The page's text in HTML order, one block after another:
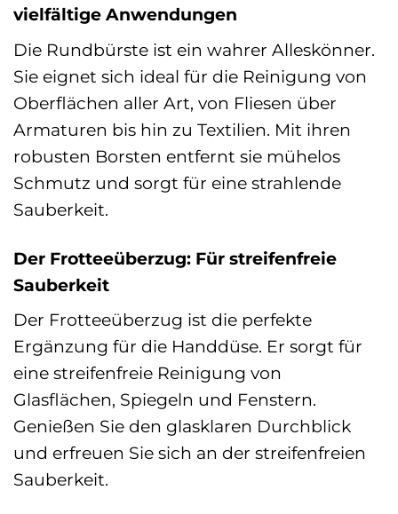
vielfältige Anwendungen
Die Rundbürste ist ein wahrer Alleskönner.
Sie eignet sich ideal für die Reinigung von
Oberflächen aller Art, von Fliesen über
Armaturen bis hin zu Textilien. Mit ihren
robusten Borsten entfernt sie mühelos
Schmutz und sorgt für eine strahlende
Sauberkeit.
Der Frotteeüberzug: Für streifenfreie
Sauberkeit
Der Frotteeüberzug ist die perfekte
Ergänzung für die Handdüse. Er sorgt für
eine streifenfreie Reinigung von
Glasflächen, Spiegeln und Fenstern.
Genießen Sie den glasklaren Durchblick
und erfreuen Sie sich an der streifenfreien
Sauberkeit.